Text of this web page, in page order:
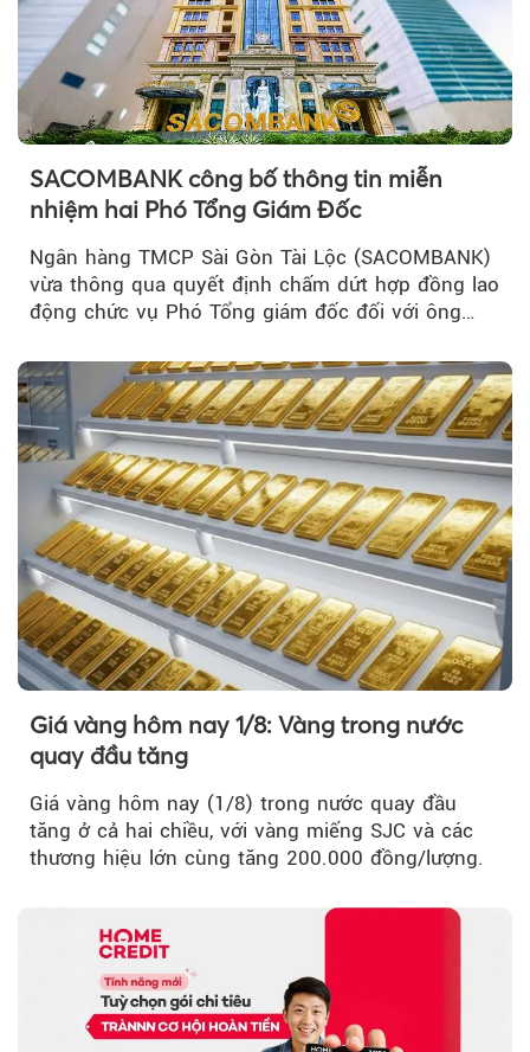
SACOMBANK công bố thông tin miễn
nhiệm hai Phó Tổng Giám Đốc
Ngân hàng TMCP Sài Gòn Tài Lộc (SACOMBANK)
vừa thông qua quyết định chấm dứt hợp đồng lao
động chức vụ Phó Tổng giám đốc đối với ông
Giá vàng hôm nay 1/8: Vàng trong nước
quay đầu tăng
Giá vàng hôm nay (1/8) trong nước quay đầu
tăng ở cả hai chiều, với vàng miếng SJC và các
thương hiệu lớn cùng tăng 200.000 đồng/lượng.